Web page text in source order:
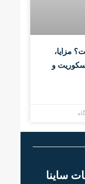
مزایا،
سکوریت و
ساینا